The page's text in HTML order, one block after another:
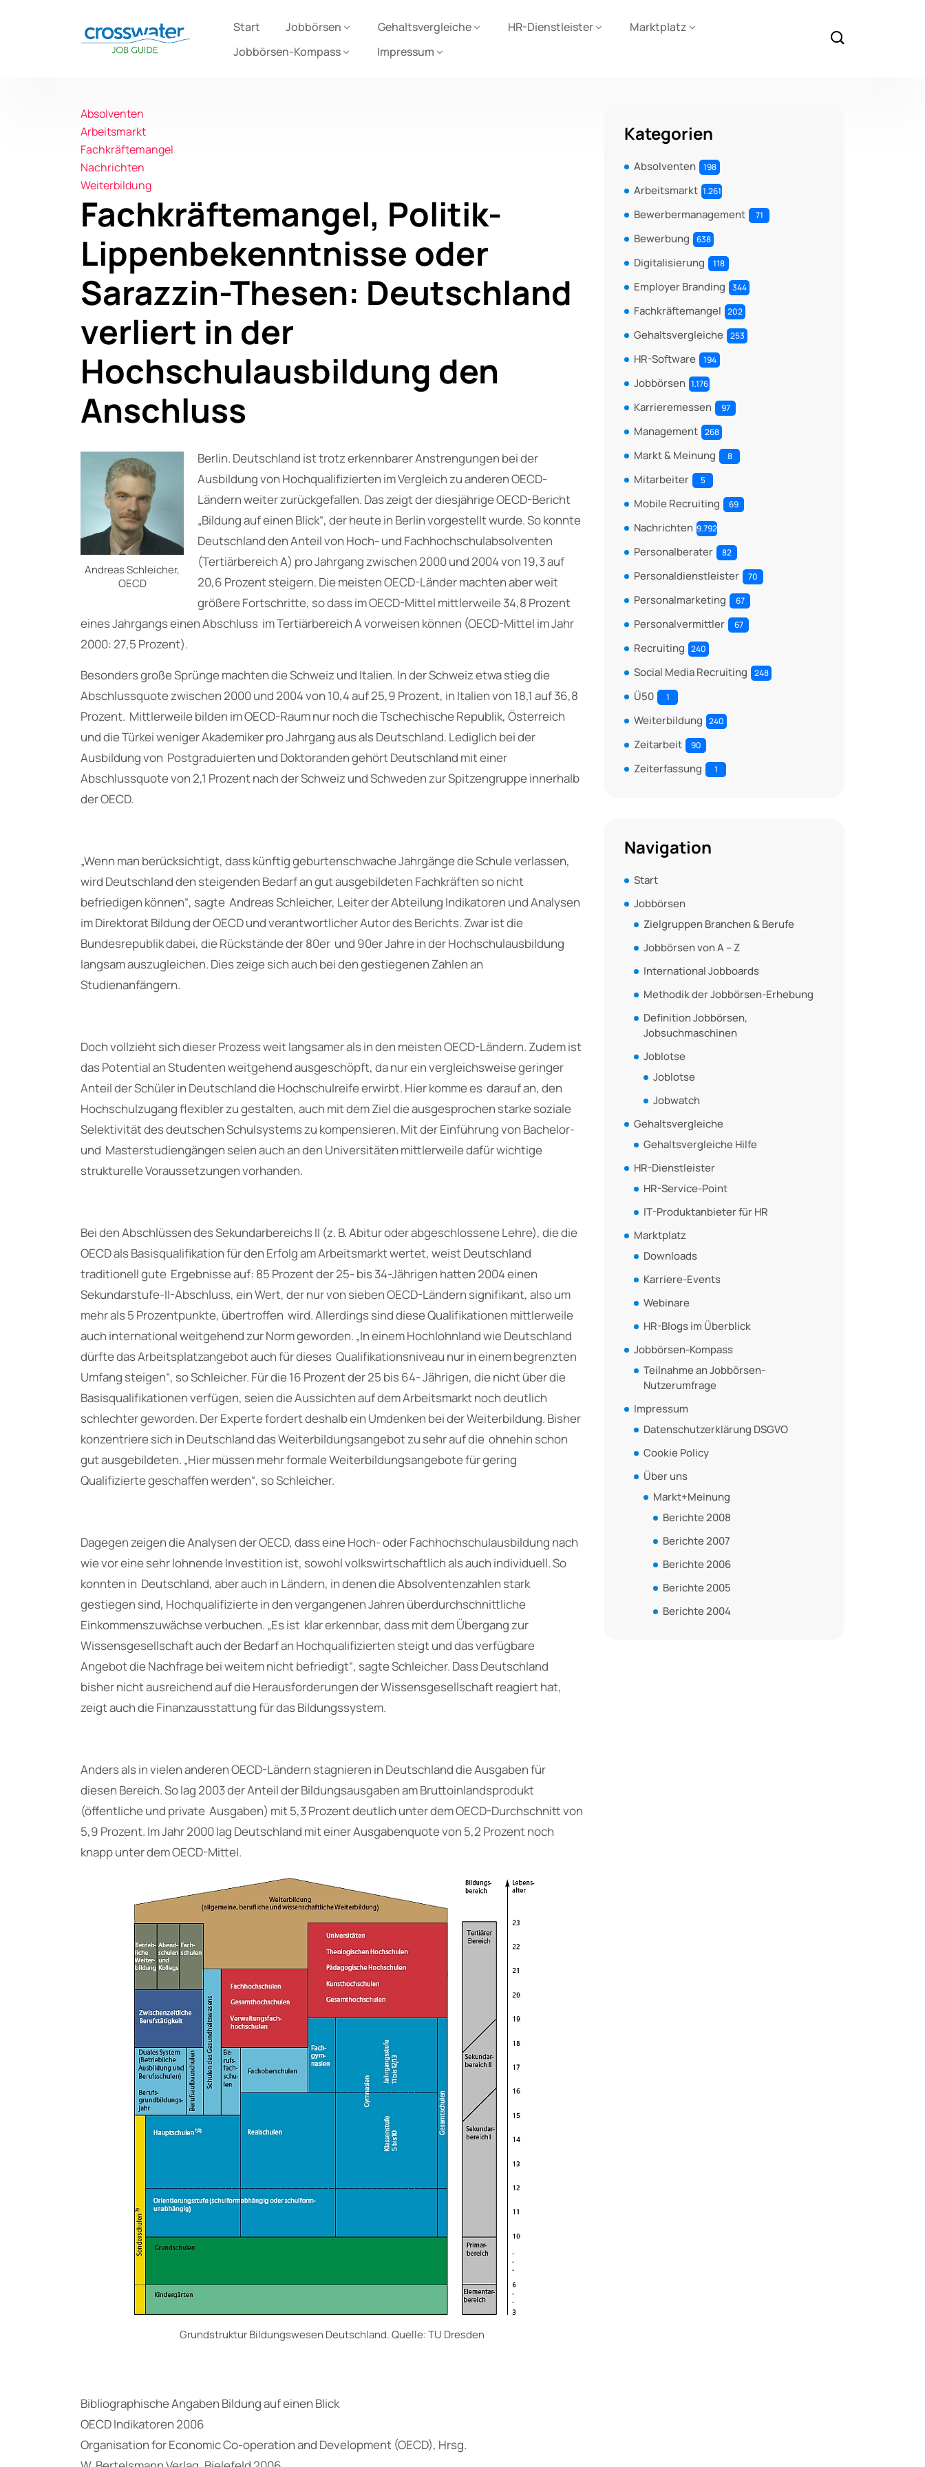
Start Jobbörsen Gehaltsvergleiche HR-Dienstleister
Marktplatz
Jobbörsen-Kompass
Impressum
Absolventen
Arbeitsmarkt
Fachkräftemangel
Nachrichten
Weiterbildung
Fachkräftemangel, Politik-
Lippenbekenntnisse oder
Sarazzin-Thesen: Deutschland
verliert in der
Hochschulausbildung den
Anschluss
Andreas Schleicher,
OECD
Berlin. Deutschland ist trotz erkennbarer Anstrengungen bei der
Ausbildung von Hochqualifizierten im Vergleich zu anderen OECD-
Ländern weiter zurückgefallen. Das zeigt der diesjährige OECD-Bericht
„Bildung auf einen Blick“, der heute in Berlin vorgestellt wurde. So konnte
Deutschland den Anteil von Hoch- und Fachhochschulabsolventen
(Tertiärbereich A) pro Jahrgang zwischen 2000 und 2004 von 19,3 auf
20,6 Prozent steigern. Die meisten OECD-Länder machten aber weit
größere Fortschritte, so dass im OECD-Mittel mittlerweile 34,8 Prozent
eines Jahrgangs einen Abschluss im Tertiärbereich A vorweisen können (OECD-Mittel im Jahr
2000: 27,5 Prozent).
Besonders große Sprünge machten die Schweiz und Italien. In der Schweiz etwa stieg die
Abschlussquote zwischen 2000 und 2004 von 10,4 auf 25,9 Prozent, in Italien von 18,1 auf 36,8
Prozent. Mittlerweile bilden im OECD-Raum nur noch die Tschechische Republik, Österreich
und die Türkei weniger Akademiker pro Jahrgang aus als Deutschland. Lediglich bei der
Ausbildung von Postgraduierten und Doktoranden gehört Deutschland mit einer
Abschlussquote von 2,1 Prozent nach der Schweiz und Schweden zur Spitzengruppe innerhalb
der OECD.
„Wenn man berücksichtigt, dass künftig geburtenschwache Jahrgänge die Schule verlassen,
wird Deutschland den steigenden Bedarf an gut ausgebildeten Fachkräften so nicht
befriedigen können“, sagte Andreas Schleicher, Leiter der Abteilung Indikatoren und Analysen
im Direktorat Bildung der OECD und verantwortlicher Autor des Berichts. Zwar ist die
Bundesrepublik dabei, die Rückstände der 80er und 90er Jahre in der Hochschulausbildung
langsam auszugleichen. Dies zeige sich auch bei den gestiegenen Zahlen an
Studienanfängern.
Doch vollzieht sich dieser Prozess weit langsamer als in den meisten OECD-Ländern. Zudem ist
das Potential an Studenten weitgehend ausgeschöpft, da nur ein vergleichsweise geringer
Anteil der Schüler in Deutschland die Hochschulreife erwirbt. Hier komme es darauf an, den
Hochschulzugang flexibler zu gestalten, auch mit dem Ziel die ausgesprochen starke soziale
Selektivität des deutschen Schulsystems zu kompensieren. Mit der Einführung von Bachelor-
und Masterstudiengängen seien auch an den Universitäten mittlerweile dafür wichtige
strukturelle Voraussetzungen vorhanden.
Bei den Abschlüssen des Sekundarbereichs II (z. B. Abitur oder abgeschlossene Lehre), die die
OECD als Basisqualifikation für den Erfolg am Arbeitsmarkt wertet, weist Deutschland
traditionell gute Ergebnisse auf: 85 Prozent der 25- bis 34-Jährigen hatten 2004 einen
Sekundarstufe-II-Abschluss, ein Wert, der nur von sieben OECD-Ländern signifikant, also um
mehr als 5 Prozentpunkte, übertroffen wird. Allerdings sind diese Qualifikationen mittlerweile
auch international weitgehend zur Norm geworden. „In einem Hochlohnland wie Deutschland
dürfte das Arbeitsplatzangebot auch für dieses Qualifikationsniveau nur in einem begrenzten
Umfang steigen“, so Schleicher. Für die 16 Prozent der 25 bis 64- Jährigen, die nicht über die
Basisqualifikationen verfügen, seien die Aussichten auf dem Arbeitsmarkt noch deutlich
schlechter geworden. Der Experte fordert deshalb ein Umdenken bei der Weiterbildung. Bisher
konzentriere sich in Deutschland das Weiterbildungsangebot zu sehr auf die ohnehin schon
gut ausgebildeten. „Hier müssen mehr formale Weiterbildungsangebote für gering
Qualifizierte geschaffen werden“, so Schleicher.
Dagegen zeigen die Analysen der OECD, dass eine Hoch- oder Fachhochschulausbildung nach
wie vor eine sehr lohnende Investition ist, sowohl volkswirtschaftlich als auch individuell. So
konnten in Deutschland, aber auch in Ländern, in denen die Absolventenzahlen stark
gestiegen sind, Hochqualifizierte in den vergangenen Jahren überdurchschnittliche
Einkommenszuwächse verbuchen. „Es ist klar erkennbar, dass mit dem Übergang zur
Wissensgesellschaft auch der Bedarf an Hochqualifizierten steigt und das verfügbare
Angebot die Nachfrage bei weitem nicht befriedigt“, sagte Schleicher. Dass Deutschland
bisher nicht ausreichend auf die Herausforderungen der Wissensgesellschaft reagiert hat,
zeigt auch die Finanzausstattung für das Bildungssystem.
Anders als in vielen anderen OECD-Ländern stagnieren in Deutschland die Ausgaben für
diesen Bereich. So lag 2003 der Anteil der Bildungsausgaben am Bruttoinlandsprodukt
(öffentliche und private Ausgaben) mit 5,3 Prozent deutlich unter dem OECD-Durchschnitt von
5,9 Prozent. Im Jahr 2000 lag Deutschland mit einer Ausgabenquote von 5,2 Prozent noch
knapp unter dem OECD-Mittel.
Grundstruktur Bildungswesen Deutschland. Quelle: TU Dresden
Bibliographische Angaben Bildung auf einen Blick
OECD Indikatoren 2006
Organisation for Economic Co-operation and Development (OECD), Hrsg.
Kategorien
Absolventen 198
Arbeitsmarkt 1.261
Bewerbermanagement 71
Bewerbung 638
Digitalisierung 118
Employer Branding 344
Fachkräftemangel 202
Gehaltsvergleiche 253
HR-Software 194
Jobbörsen 1.176
Karrieremessen 97
Management 268
Markt & Meinung 8
Mitarbeiter 5
Mobile Recruiting 69
Nachrichten 9.792
Personalberater 82
Personaldienstleister 70
Personalmarketing 67
Personalvermittler 67
Recruiting 240
Social Media Recruiting 248
Ü50 1
Weiterbildung 240
Zeitarbeit 90
Zeiterfassung 1
Navigation
Start
Jobbörsen
Zielgruppen Branchen & Berufe
Jobbörsen von A – Z
International Jobboards
Methodik der Jobbörsen-Erhebung
Definition Jobbörsen,
Jobsuchmaschinen
Joblotse
Joblotse
Jobwatch
Gehaltsvergleiche
Gehaltsvergleiche Hilfe
HR-Dienstleister
HR-Service-Point
IT-Produktanbieter für HR
Marktplatz
Downloads
Karriere-Events
Webinare
HR-Blogs im Überblick
Jobbörsen-Kompass
Teilnahme an Jobbörsen-
Nutzerumfrage
Impressum
Datenschutzerklärung DSGVO
Cookie Policy
Über uns
Markt+Meinung
Berichte 2008
Berichte 2007
Berichte 2006
Berichte 2005
Berichte 2004